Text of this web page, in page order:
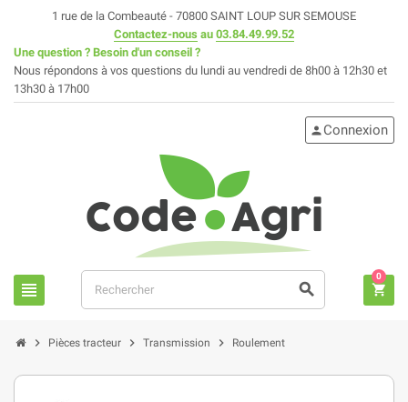
1 rue de la Combeauté - 70800 SAINT LOUP SUR SEMOUSE
Contactez-nous au 03.84.49.99.52
Une question ? Besoin d'un conseil ?
Nous répondons à vos questions du lundi au vendredi de 8h00 à 12h30 et
13h30 à 17h00
view_headline search
person Connexion
shopping_cart
0
chevron_right Pièces tracteur chevron_right Transmission chevron_right Roulement